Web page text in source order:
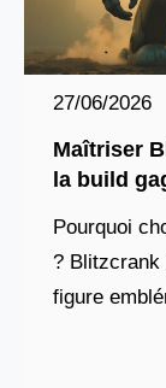
27/06/2026
Maîtriser
la build
Pourquoi
? Blitzcrank
figure